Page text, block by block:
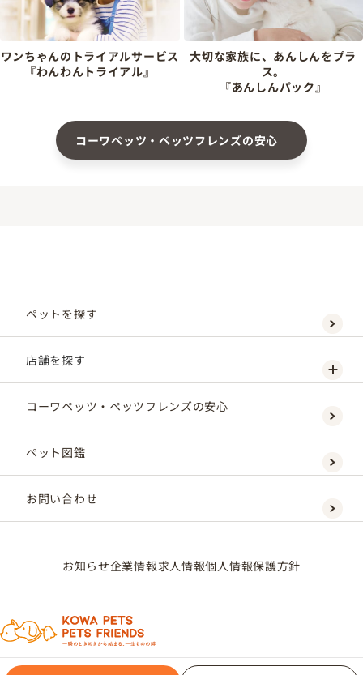
ワンちゃんのトライアルサービス
『わんわんトライアル』
大切な家族に、あんしんをプラ
ス。
『あんしんパック』
コーワペッツ・ペッツフレンズの安心
ペットを探す
店舗を探す
コーワペッツ・ペッツフレンズの安心
ペット図鑑
お問い合わせ
お知らせ企業情報求人情報個人情報保護方針